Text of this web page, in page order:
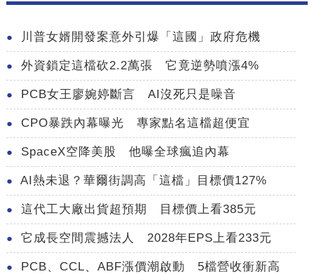
川普女婿開發案意外引爆「這國」政府危機
外資鎖定這檔砍2.2萬張 它竟逆勢噴漲4%
PCB女王廖婉婷斷言 AI沒死只是噪音
CPO暴跌內幕曝光 專家點名這檔超便宜
SpaceX空降美股 他曝全球瘋追內幕
AI熱未退？華爾街調高「這檔」目標價127%
這代工大廠出貨超預期 目標價上看385元
它成長空間震撼法人 2028年EPS上看233元
PCB、CCL、ABF漲價潮啟動 5檔營收衝新高